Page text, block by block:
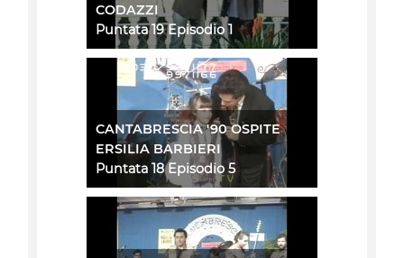
CODAZZI
Puntata 19 Episodio 1
CANTABRESCIA '90 OSPITE
ERSILIA BARBIERI
Puntata 18 Episodio 5